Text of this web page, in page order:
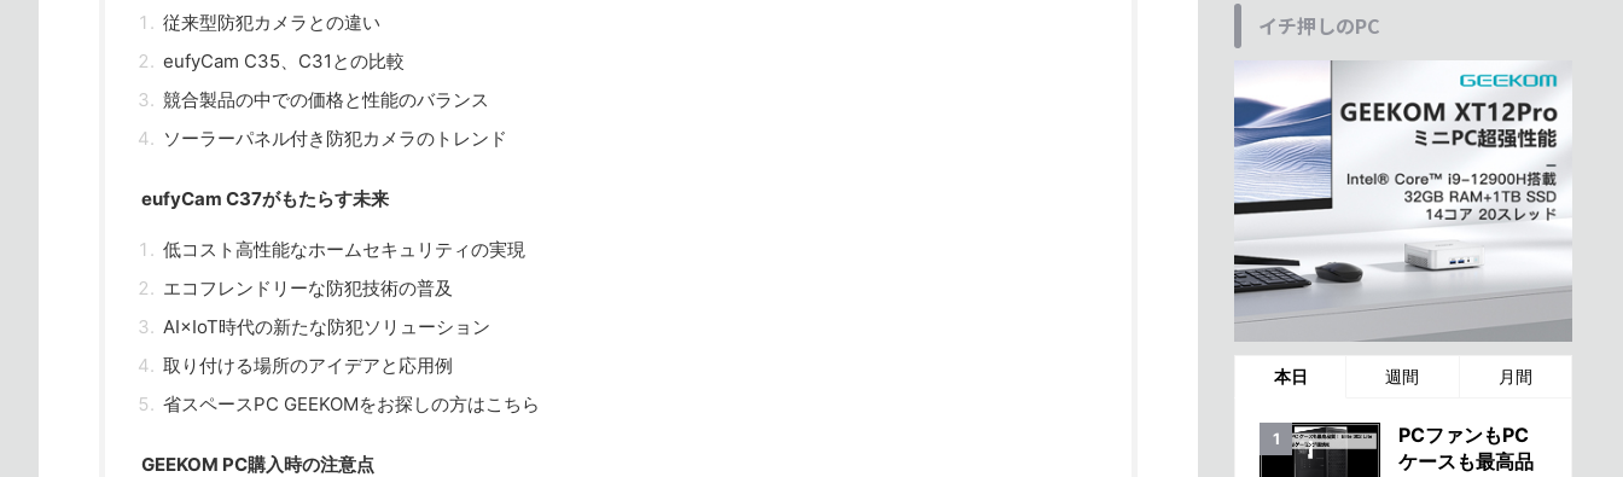
従来型防犯カメラとの違い
eufyCam C35、C31との比較
競合製品の中での価格と性能のバランス
ソーラーパネル付き防犯カメラのトレンド
eufyCam C37がもたらす未来
低コスト高性能なホームセキュリティの実現
エコフレンドリーな防犯技術の普及
AI×IoT時代の新たな防犯ソリューション
取り付ける場所のアイデアと応用例
省スペースPC GEEKOMをお探しの方はこちら
GEEKOM PC購入時の注意点
イチ押しのPC
本日 週間 月間
PCファンもPC
ケースも最高品